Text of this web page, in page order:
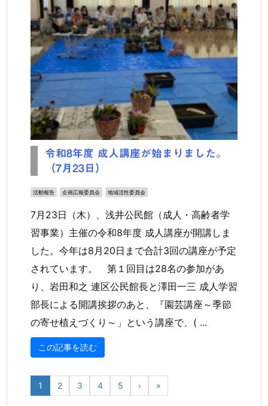
令和8年度 成人講座が始まりました。
（7月23日）
活動報告 企画広報委員会 地域活性委員会
7月23日（木）、浅井公民館（成人・高齢者学
習事業）主催の令和8年度 成人講座が開講しま
した。今年は8月20日まで合計3回の講座が予定
されています。 第１回目は28名の参加があ
り、岩田和之 連区公民館長と澤田一三 成人学習
部長による開講挨拶のあと、『園芸講座～季節
の寄せ植えづくり～」という講座で、( ...
この記事を読む
1 2 3 4 5 › »